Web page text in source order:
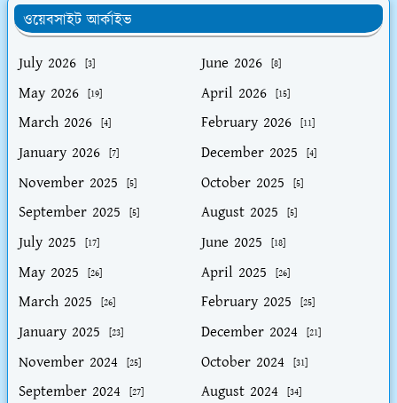
ওয়েবসাইট আর্কাইভ
July 2026
[3] June 2026 [8]
May 2026 [19] April 2026 [15]
March 2026 [4] February 2026 [11]
January 2026 [7] December 2025 [4]
November 2025 [5] October 2025 [5]
September 2025 [5] August 2025 [5]
July 2025 [17] June 2025 [18]
May 2025 [26] April 2025 [26]
March 2025 [26] February 2025 [25]
January 2025 [23] December 2024 [21]
November 2024 [25] October 2024 [31]
September 2024 [27] August 2024 [34]